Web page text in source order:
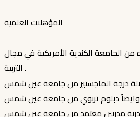
المؤهلات العلمية
من الجامعة الكندية الأمريكية في مجال
التربية .